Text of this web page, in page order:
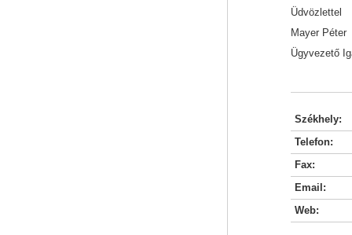
Üdvözlettel
Mayer Péter
Ügyvezető
Székhely:
Telefon:
Fax:
Email:
Web: